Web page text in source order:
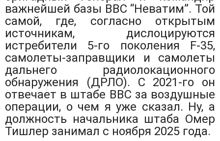
важнейшей базы ВВС “Неватим”. Той
самой, где, согласно открытым
источникам, дислоцируются
истребители 5-го поколения F-35,
самолеты-заправщики и самолеты
дальнего радиолокационного
обнаружения (ДРЛО). С 2021-го он
отвечает в штабе ВВС за воздушные
операции, о чем я уже сказал. Ну, а
должность начальника штаба Омер
Тишлер занимал с ноября 2025 года.